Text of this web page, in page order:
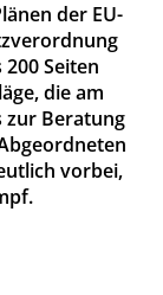
der EU-
Seiten
die am
zur Beratung
vorbei,